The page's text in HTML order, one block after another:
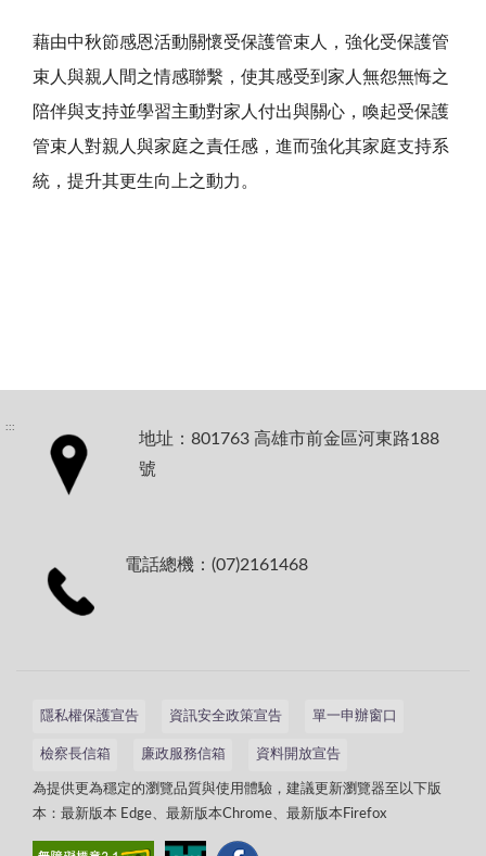
藉由中秋節感恩活動關懷受保護管束人，強化受保護管
束人與親人間之情感聯繫，使其感受到家人無怨無悔之
陪伴與支持並學習主動對家人付出與關心，喚起受保護
管束人對親人與家庭之責任感，進而強化其家庭支持系
統，提升其更生向上之動力。
:::
地址：801763 高雄市前金區河東路188
號
電話總機：(07)2161468
隱私權保護宣告 資訊安全政策宣告 單一申辦窗口
檢察長信箱 廉政服務信箱 資料開放宣告
為提供更為穩定的瀏覽品質與使用體驗，建議更新瀏覽器至以下版
本：最新版本 Edge、最新版本Chrome、最新版本Firefox